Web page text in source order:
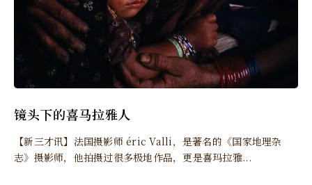
镜头下的喜马拉雅人
【新三才讯】法国摄影师 éric Valli，是著名的《国家地理杂
志》摄影师，他拍摄过很多极地作品，更是喜玛拉雅...